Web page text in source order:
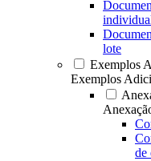
lote
Exemplos
Exemplos
de